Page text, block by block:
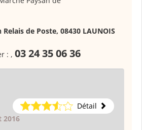
Relais de Poste, 08430 LAUNOIS
: , 03 24 35 06 36
Détail
2016